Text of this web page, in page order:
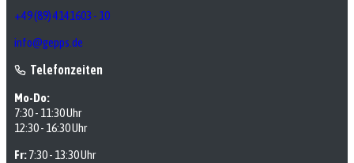
+49 (89) 4141603 - 10
info@gepps.de
Telefonzeiten
Mo-Do:
7:30 - 11:30 Uhr
12:30 - 16:30 Uhr
Fr:7:30 - 13:30 Uhr